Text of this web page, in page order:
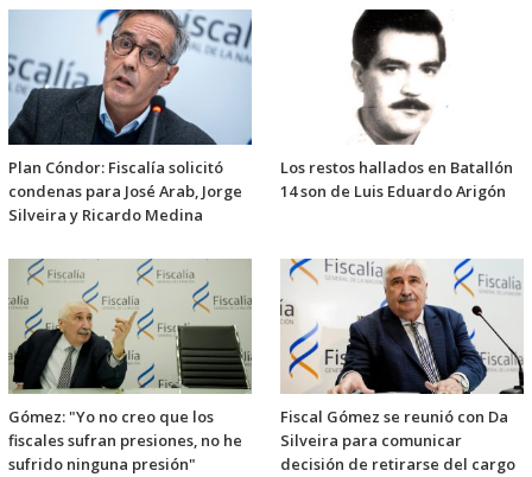
Plan Cóndor: Fiscalía solicitó
condenas para José Arab, Jorge
Silveira y Ricardo Medina
Los restos hallados en Batallón
14 son de Luis Eduardo Arigón
Gómez: "Yo no creo que los
fiscales sufran presiones, no he
sufrido ninguna presión"
Fiscal Gómez se reunió con Da
Silveira para comunicar
decisión de retirarse del cargo